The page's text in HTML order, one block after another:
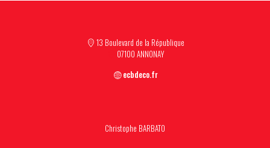
13 Boulevard de la République
07100 ANNONAY
ecbdeco.fr
Christophe BARBATO